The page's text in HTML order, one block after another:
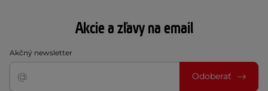
Akcie a zľavy na email
Akčný newsletter
Odoberať